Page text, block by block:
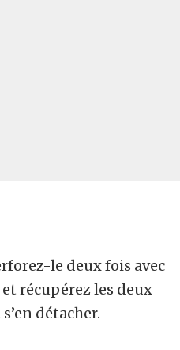
le deux fois avec
récupérez les deux
détacher.